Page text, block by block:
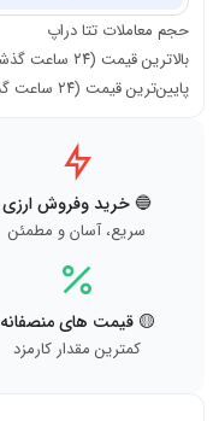
حجم معاملات تتا دراپ
بالاترین قیمت (۲۴ ساعت گذشته)
پایین‌ترین قیمت (۲۴ ساعت گذشته)
🔵 خرید وفروش ارزی
سریع، آسان و مطمئن
🟡 قیمت های منصفانه
کمترین مقدار کارمزد